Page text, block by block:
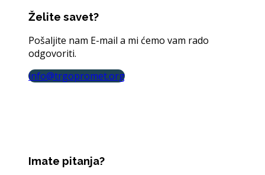
Želite savet?
Pošaljite nam E-mail a mi ćemo vam rado
odgovoriti.
info@trgopromet.org
Imate pitanja?